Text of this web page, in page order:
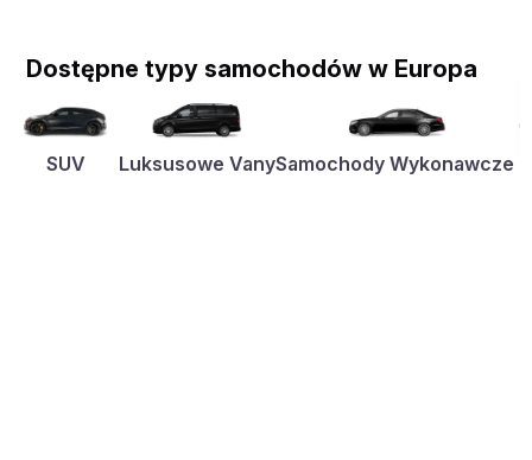
Dostępne typy samochodów w Europa
SUV Luksusowe VanySamochody Wykonawcze